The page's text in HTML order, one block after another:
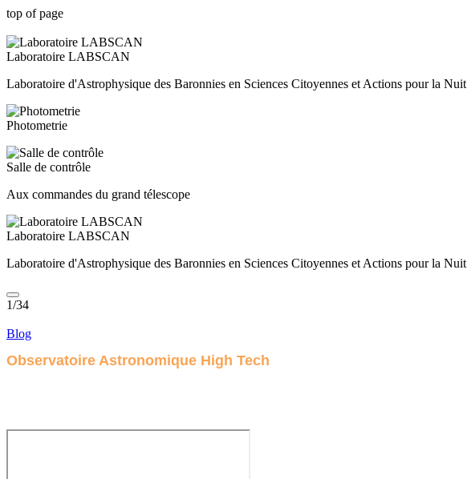
top of page
Laboratoire LABSCAN
Laboratoire d'Astrophysique des Baronnies en Sciences Citoyennes et Actions pour la Nuit
Photometrie
Salle de contrôle
Aux commandes du grand télescope
Laboratoire LABSCAN
Laboratoire d'Astrophysique des Baronnies en Sciences Citoyennes et Actions pour la Nuit
1/34
Blog
Observatoire Astronomique High Tech